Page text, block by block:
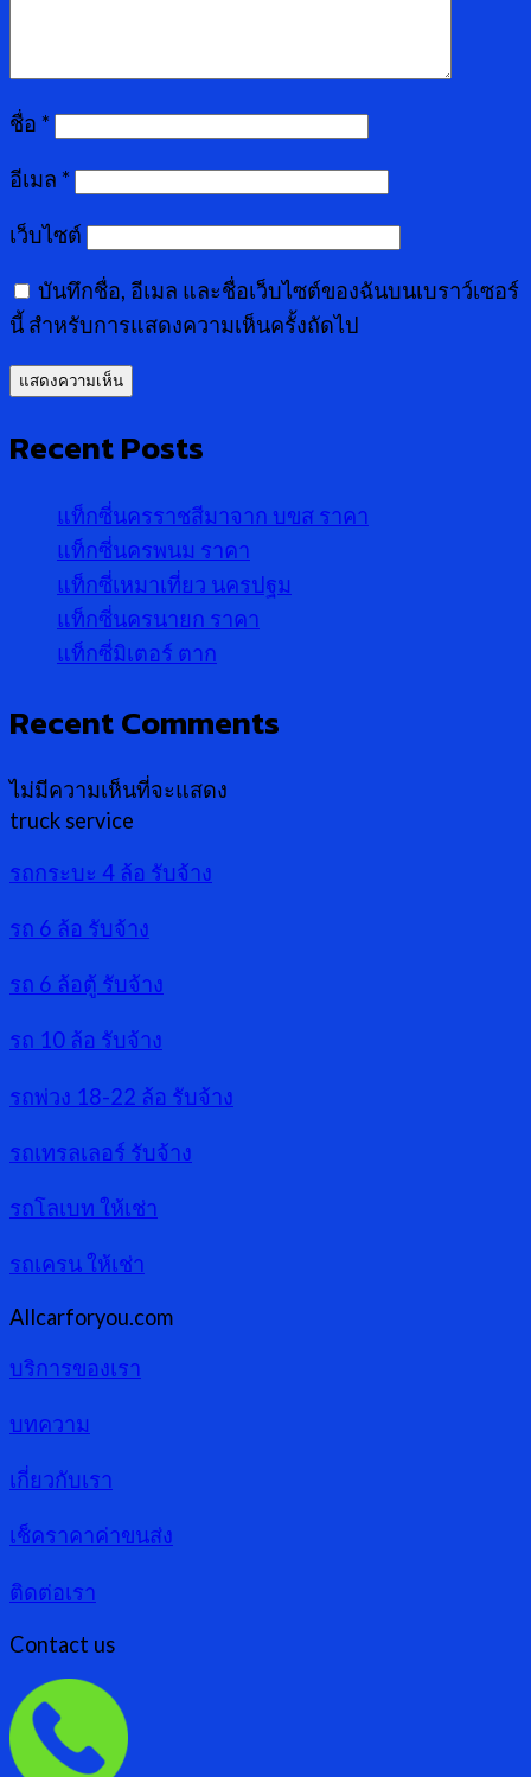
ชื่อ *
อีเมล *
เว็บไซต์
บันทึกชื่อ, อีเมล และชื่อเว็บไซต์ของฉันบนเบราว์เซอร์
นี้ สำหรับการแสดงความเห็นครั้งถัดไป
Recent Posts
แท็กซี่นครราชสีมาจาก บขส ราคา
แท็กซี่นครพนม ราคา
แท็กซี่เหมาเที่ยว นครปฐม
แท็กซี่นครนายก ราคา
แท็กซี่มิเตอร์ ตาก
Recent Comments
ไม่มีความเห็นที่จะแสดง
truck service
รถกระบะ 4 ล้อ รับจ้าง
รถ 6 ล้อ รับจ้าง
รถ 6 ล้อตู้ รับจ้าง
รถ 10 ล้อ รับจ้าง
รถพ่วง 18-22 ล้อ รับจ้าง
รถเทรลเลอร์ รับจ้าง
รถโลเบท ให้เช่า
รถเครน ให้เช่า
Allcarforyou.com
บริการของเรา
บทความ
เกี่ยวกับเรา
เช็คราคาค่าขนส่ง
ติดต่อเรา
Contact us